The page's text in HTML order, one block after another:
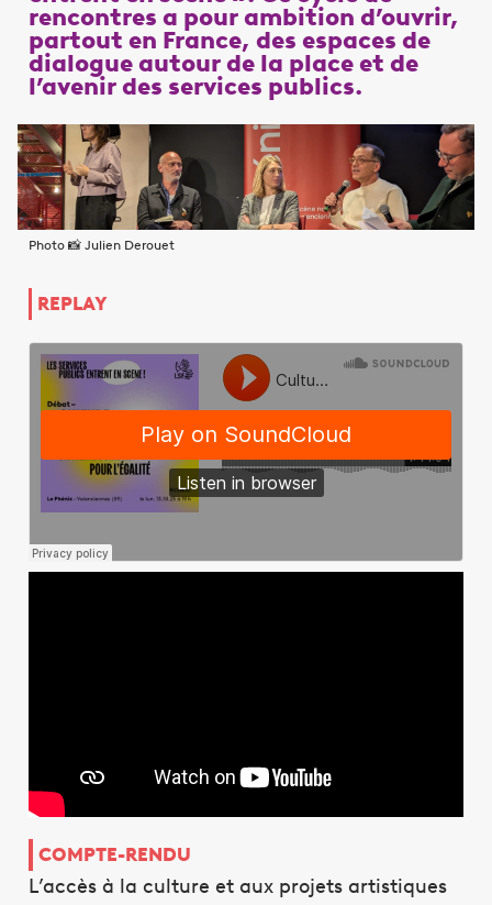
rencontres a pour ambition d’ouvrir,
partout en France, des espaces de
dialogue autour de la place et de
l’avenir des services publics.
Photo 📸 Julien Derouet
REPLAY
COMPTE-RENDU
L’accès à la culture et aux projets artistiques